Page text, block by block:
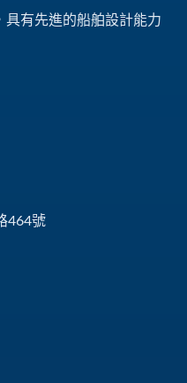
有先進的船舶設計能力
464號